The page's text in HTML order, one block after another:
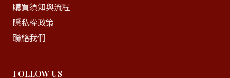
購買須知與流程
隱私權政策
聯絡我們
FOLLOW US